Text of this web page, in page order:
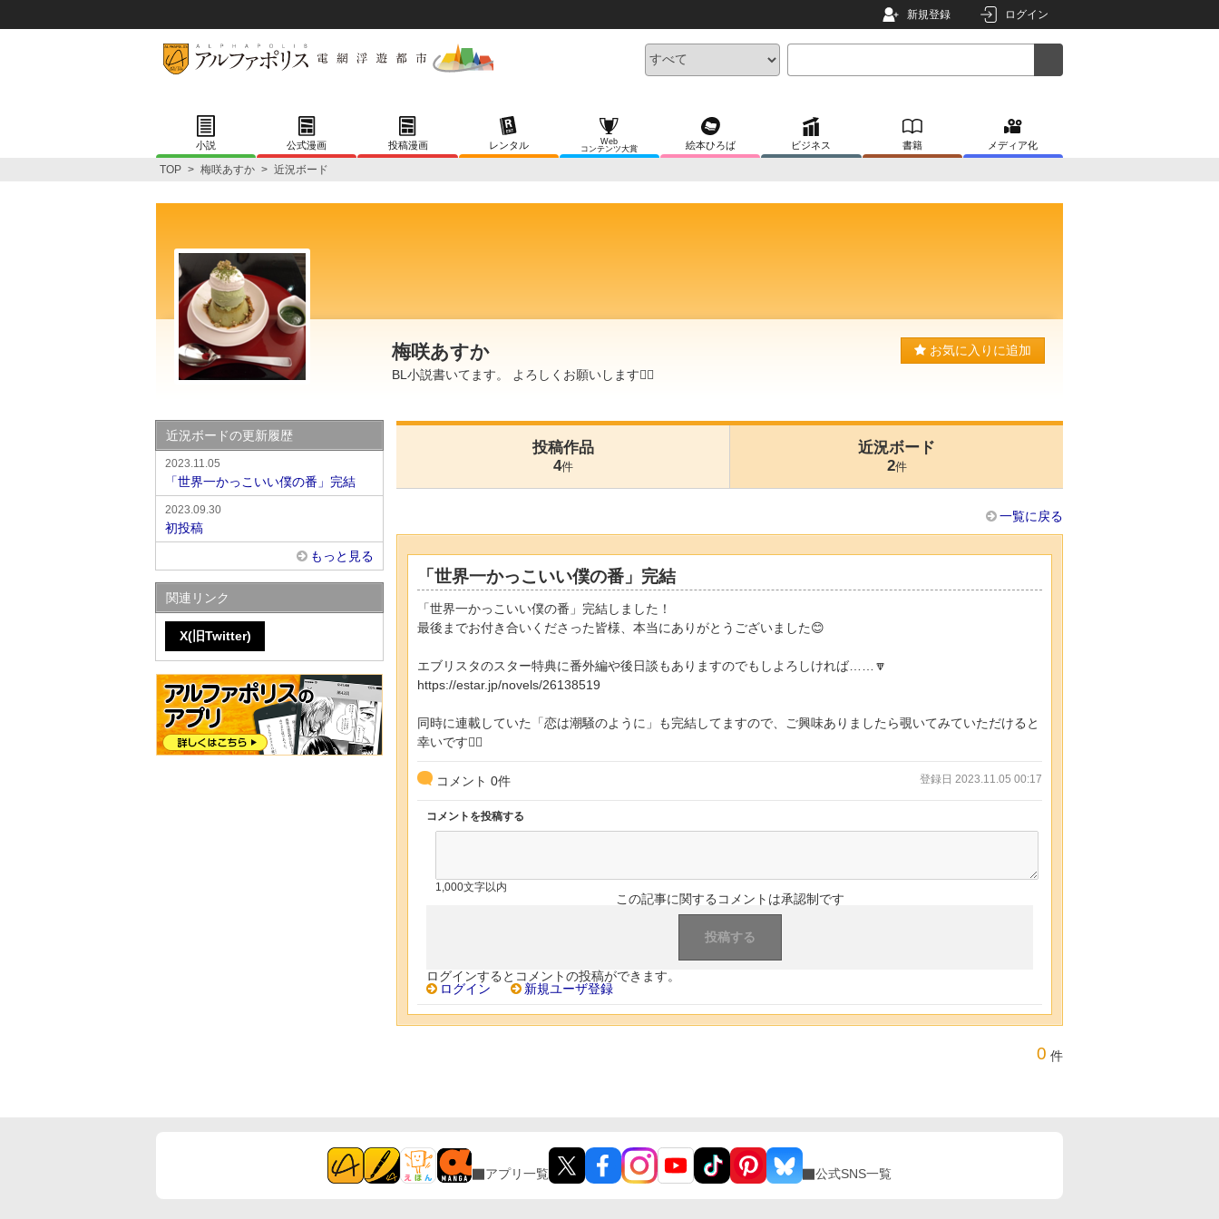
新規登録 ログイン
小説 公式漫画 投稿漫画 レンタル
Web
コンテンツ大賞
絵本ひろば ビジネス 書籍 メディア化
TOP > 梅咲あすか > 近況ボード
梅咲あすか
BL小説書いてます。 よろしくお願いします🙇‍♀️
お気に入りに追加
投稿作品
4件
近況ボード
2件
一覧に戻る
「世界一かっこいい僕の番」完結
「世界一かっこいい僕の番」完結しました！
最後までお付き合いくださった皆様、本当にありがとうございました😊
エブリスタのスター特典に番外編や後日談もありますのでもしよろしければ……🔽
https://estar.jp/novels/26138519
同時に連載していた「恋は潮騒のように」も完結してますので、ご興味ありましたら覗いてみていただけると
幸いです🙇‍♀️
コメント 0件 登録日 2023.11.05 00:17
コメントを投稿する
1,000文字以内
この記事に関するコメントは承認制です
ログインするとコメントの投稿ができます。
ログイン
新規ユーザ登録
0 件
近況ボードの更新履歴
2023.11.05
「世界一かっこいい僕の番」完結
2023.09.30
初投稿
もっと見る
関連リンク
X(旧Twitter)
アプリ一覧 公式SNS一覧